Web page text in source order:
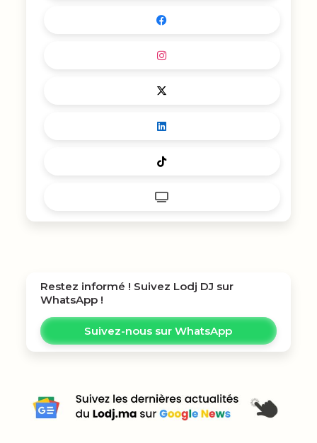
Restez informé ! Suivez Lodj DJ sur
WhatsApp !
Suivez-nous sur WhatsApp